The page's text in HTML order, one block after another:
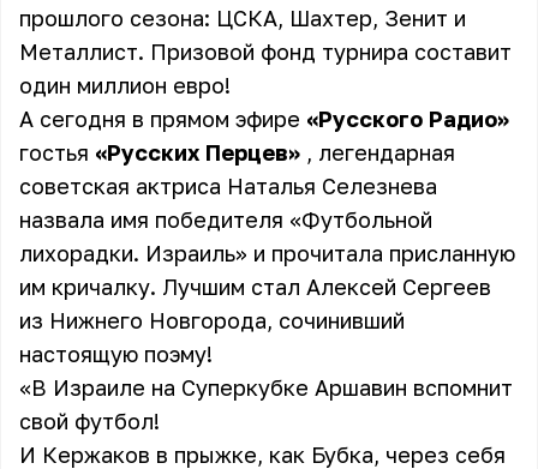
прошлого сезона: ЦСКА, Шахтер, Зенит и
Металлист. Призовой фонд турнира составит
один миллион евро!
А сегодня в прямом эфире «Русского Радио»
гостья «Русских Перцев» , легендарная
советская актриса Наталья Селезнева
назвала имя победителя «Футбольной
лихорадки. Израиль» и прочитала присланную
им кричалку. Лучшим стал Алексей Сергеев
из Нижнего Новгорода, сочинивший
настоящую поэму!
«В Израиле на Суперкубке Аршавин вспомнит
свой футбол!
И Кержаков в прыжке, как Бубка, через себя